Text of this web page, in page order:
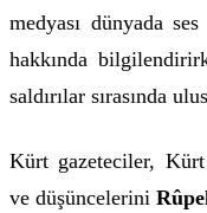
medyası dünyada
hakkında
saldırılar sırasında
Kürt gazeteciler,
ve düşüncelerini